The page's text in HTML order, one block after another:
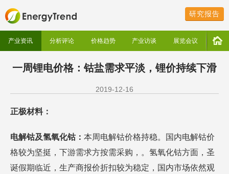
研究报告
产业资讯 分析评论 价格趋势 产业访谈 展览会议
一周锂电价格：钴盐需求平淡，锂价持续下滑
2019-12-16
正极材料：
电解钴及氢氧化钴： 本周电解钴价格持稳。国内电解钴价
格较为坚挺，下游需求方按需采购，。氢氧化钴方面，圣
诞假期临近，生产商报价折扣较为稳定，国内市场依然观